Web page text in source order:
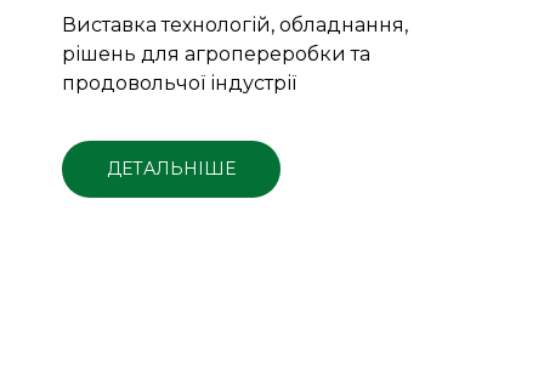
Виставка технологій, обладнання,
рішень для агропереробки та
продовольчої індустрії
ДЕТАЛЬНІШЕ